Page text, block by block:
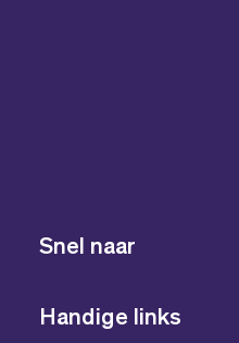
Snel naar
Handige links